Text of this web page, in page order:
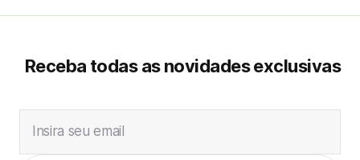
Receba todas as novidades exclusivas
Insira seu email